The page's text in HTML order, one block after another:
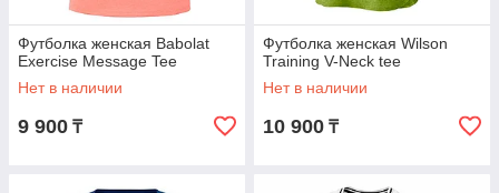
Футболка женская Babolat
Exercise Message Tee
Нет в наличии
9 900 ₸
Футболка женская Wilson
Training V-Neck tee
Нет в наличии
10 900 ₸